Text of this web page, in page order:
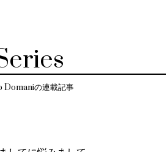
Domaniの連載記事